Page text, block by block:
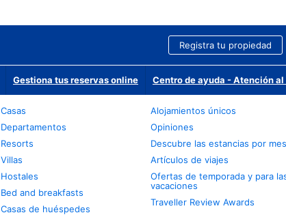
Registra tu propiedad
Gestiona tus reservas online Centro de ayuda - Atención
Casas
Departamentos
Resorts
Villas
Hostales
Bed and breakfasts
Casas de huéspedes
Alojamientos únicos
Opiniones
Descubre las estancias por mes
Artículos de viajes
Ofertas de temporada y para
vacaciones
Traveller Review Awards